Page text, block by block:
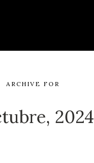
ARCHIVE FOR
2024